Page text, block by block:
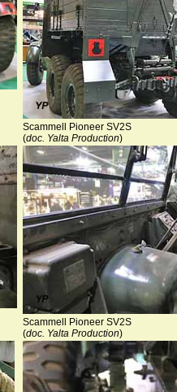
Scammell Pioneer SV2S
(doc. Yalta Production)
Scammell Pioneer SV2S
(doc. Yalta Production)